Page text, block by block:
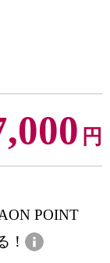
円
POINT
！